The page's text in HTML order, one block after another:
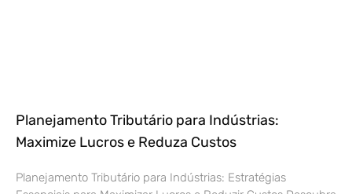
Planejamento Tributário para Indústrias:
Maximize Lucros e Reduza Custos
Planejamento Tributário para Indústrias: Estratégias